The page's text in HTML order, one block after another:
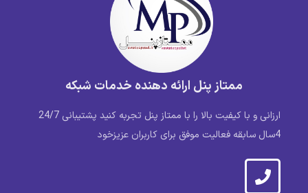
ممتاز پنل ارائه دهنده خدمات شبکه
ارزانی و با کیفیت بالا را با ممتاز پنل تجربه کنید پشتیبانی 24/7
4سال سابقه فعالیت موفق برای کاربران عزیزخود